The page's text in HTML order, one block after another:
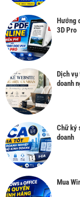
Hướng
3D Pro
Dịch
doanh
Chữ ký
doanh
Mua